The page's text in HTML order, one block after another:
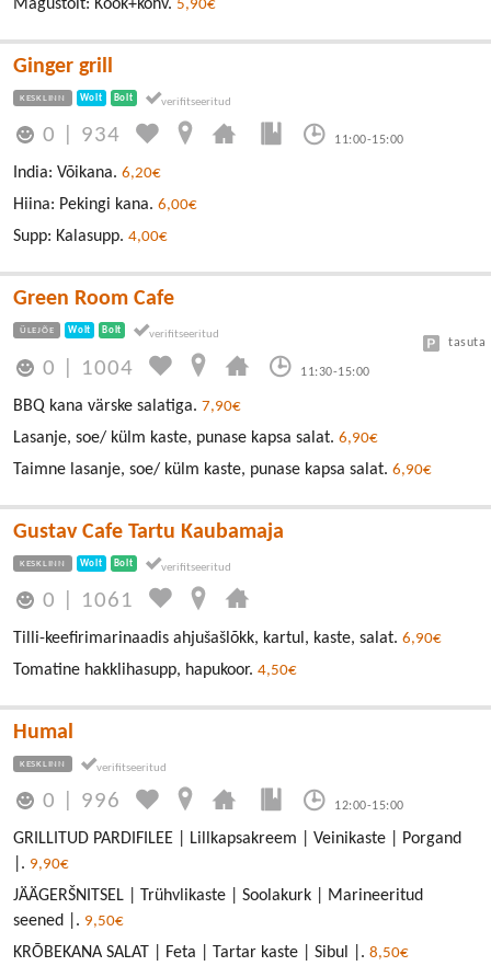
Magustoit: Kook+kohv. 5,90€
Ginger grill
KESKLINN Wolt Bolt
0 934 11:00-15:00
India: Võikana. 6,20€
Hiina: Pekingi kana. 6,00€
Supp: Kalasupp. 4,00€
Green Room Cafe
ÜLEJÕE Wolt Bolt
0 1004 11:30-15:00
tasuta
BBQ kana värske salatiga. 7,90€
Lasanje, soe/ külm kaste, punase kapsa salat. 6,90€
Taimne lasanje, soe/ külm kaste, punase kapsa salat. 6,90€
Gustav Cafe Tartu Kaubamaja
KESKLINN Wolt Bolt
0 1061
Tilli-keefirimarinaadis ahjušašlõkk, kartul, kaste, salat. 6,90€
Tomatine hakklihasupp, hapukoor. 4,50€
Humal
KESKLINN
0 996 12:00-15:00
GRILLITUD PARDIFILEE | Lillkapsakreem | Veinikaste | Porgand
|. 9,90€
JÄÄGERŠNITSEL | Trühvlikaste | Soolakurk | Marineeritud
seened |. 9,50€
KRÕBEKANA SALAT | Feta | Tartar kaste | Sibul |. 8,50€